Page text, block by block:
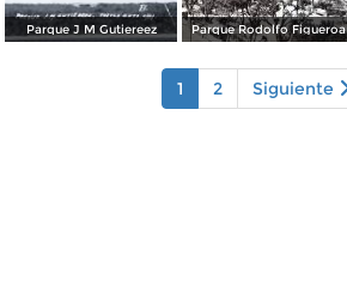
Parque J M Gutiereez Parque Rodolfo Figueroa
1 2 Siguiente